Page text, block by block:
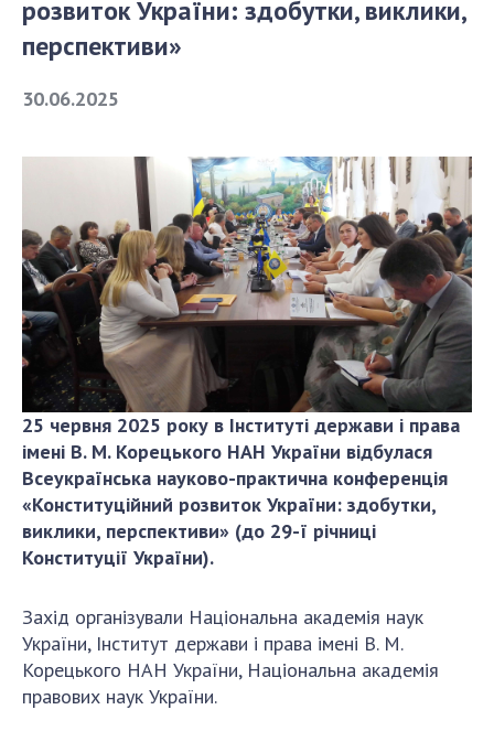
СТРУКТУРА
Апарат Президії
Секція фізико-технічних і математичних
Секція хімічних і біологічних наук
Секція суспільних і гуманітарних наук
Установи при Президії
Ради, комітети та комісії
Наукові центри МОН та НАН України
Громадські організації
ДІЯЛЬНІСТЬ
Сесії Загальних зборів НАН України
Річні звіти НАН України
Річні фінансові звіти НАН України
Наукові публікації та видавнича діяльність
розвиток України: здобутки, виклики,
перспективи»
30.06.2025
25 червня 2025 року в Інституті держави і права
імені В. М. Корецького НАН України відбулася
Всеукраїнська науково-практична конференція
«Конституційний розвиток України: здобутки,
виклики, перспективи» (до 29-ї річниці
Конституції України).
Захід організували Національна академія наук
України, Інститут держави і права імені В. М.
Корецького НАН України, Національна академія
правових наук України.